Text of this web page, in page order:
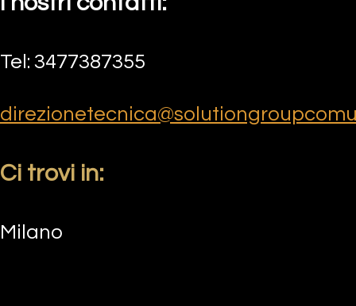
Tel: 3477387355
Ci trovi in:
Milano